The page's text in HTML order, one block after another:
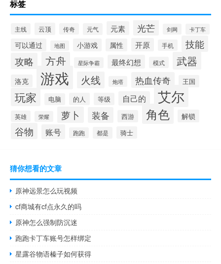
标签
主线 云顶 传奇 元气 元素 光芒 剑网 卡丁车
可以通过 地图 小游戏 属性 开原 手机
技能
攻略
方舟 星际争霸 最终幻想 模式 武器
洛克 游戏 火线 炮塔 热血传奇 王国
玩家 电脑 的人 等级 自己的 艾尔
英雄 荣耀 萝卜 装备 西游 角色 解锁
谷物 账号 跑跑 都是 骑士
猜你想看的文章
原神远景怎么玩视频
cf商城有cf点永久的吗
原神怎么强制防沉迷
跑跑卡丁车账号怎样绑定
星露谷物语榛子如何获得